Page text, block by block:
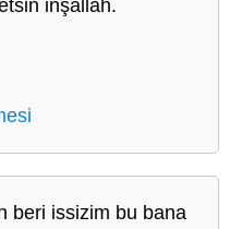
inşallah.
beri issizim bu bana